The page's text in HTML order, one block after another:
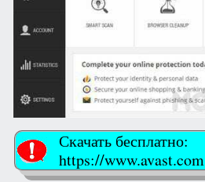
Скачать бесплатно:
https://www.avast.com